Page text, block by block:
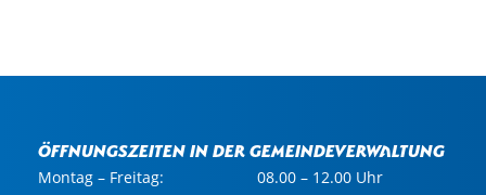
Öffnungszeiten in der Gemeindeverwaltung
Montag – Freitag:
08.00 – 12.00 Uhr